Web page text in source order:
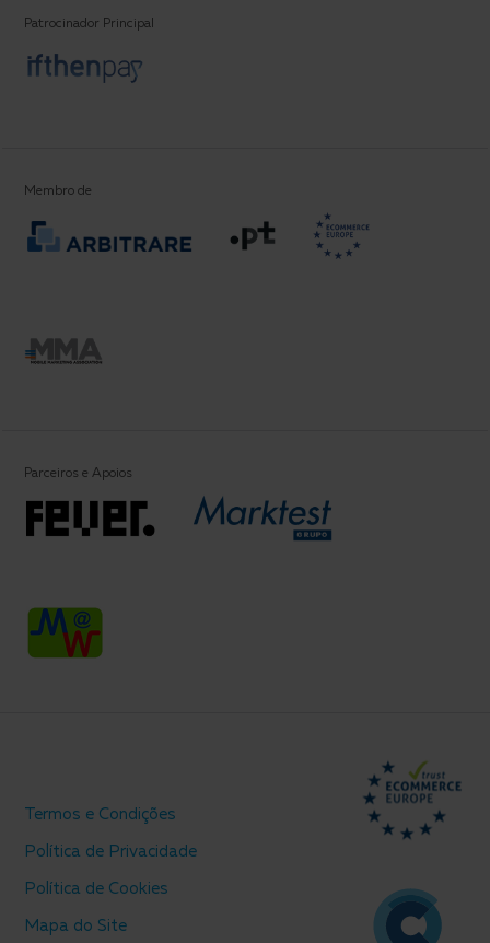
Patrocinador Principal
Membro de
Parceiros e Apoios
Termos e Condições
Política de Privacidade
Política de Cookies
Mapa do Site